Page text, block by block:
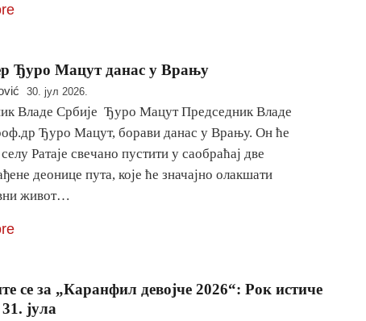
Ђуро Мацут данас у Врању
30. јул 2026.
Владе Србије Ђуро Мацут Председник Владе
Ђуро Мацут, борави данас у Врању. Он ће
Ратаје свечано пустити у саобраћај две
деонице пута, које ће значајно олакшати
живот…
се за „Каранфил девојче 2026“: Рок истиче
јула